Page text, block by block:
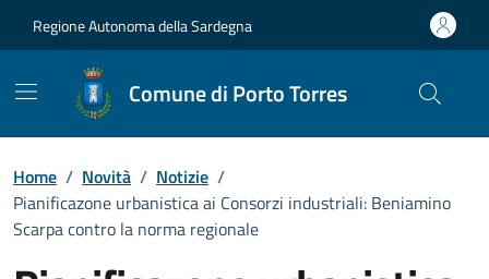
Regione Autonoma della Sardegna
Comune di Porto Torres
Home / Novità / Notizie /
Pianificazone urbanistica ai Consorzi industriali: Beniamino
Scarpa contro la norma regionale